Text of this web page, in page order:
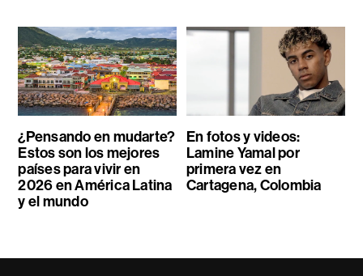
¿Pensando en mudarte?
Estos son los mejores
países para vivir en
2026 en América Latina
y el mundo
En fotos y videos:
Lamine Yamal por
primera vez en
Cartagena, Colombia